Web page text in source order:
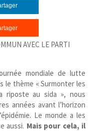
AVEC LE PARTI
mondiale de lutte
le thème « Surmonter les
riposte au sida », nous
années avant l’horizon
Le monde a les
aussi. Mais pour cela, il